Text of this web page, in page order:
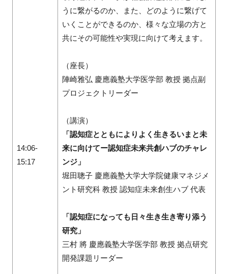
14:06-
15:17
うに繋がるのか、また、どのように繋げて
いくことができるのか、様々な立場の方と
共にその可能性や実現に向けて考えます。
（座長）
陣崎雅弘 慶應義塾大学医学部 教授 拠点副
プロジェクトリーダー
（講演）
「認知症とともによりよく生きるいまと未
来に向けてー認知症未来共創ハブのチャレ
ンジ」
堀田聰子 慶應義塾大学大学院健康マネジメ
ント研究科 教授 認知症未来創生ハブ 代表
「認知症になっても日々生き生き寄り添う
研究」
三村 將 慶應義塾大学医学部 教授 拠点研究
開発課題リーダー